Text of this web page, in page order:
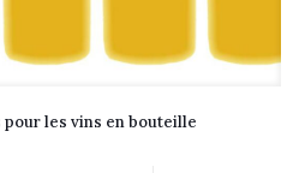
les vins en bouteille